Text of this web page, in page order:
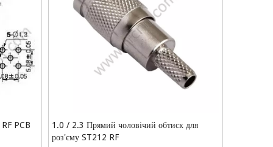
PCB
1.0 / 2.3 Прямий чоловічий обтиск для
роз'єму ST212 RF